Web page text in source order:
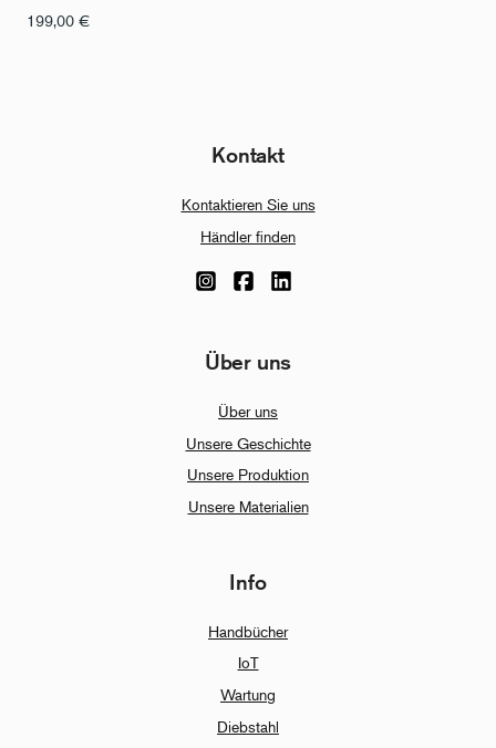
199,00 €
Kontakt
Kontaktieren Sie uns
Händler finden
Über uns
Über uns
Unsere Geschichte
Unsere Produktion
Unsere Materialien
Info
Handbücher
IoT
Wartung
Diebstahl